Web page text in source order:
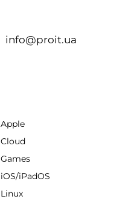
info@proit.ua
Apple
Cloud
Games
iOS/iPadOS
Linux